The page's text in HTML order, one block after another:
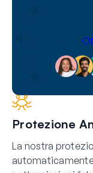
Protezione
La nostra